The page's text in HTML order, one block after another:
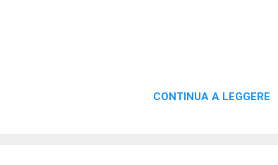
CONTINUA A LEGGERE